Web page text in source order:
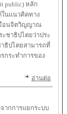
public) หลัก
ในแนวคิดทาง
อนจิตวิญญาณ
ะชาธิปไตยว่าประ
ธิปไตยสามารถที่
กระทำการของ
อ่านต่อ
ากการแยกระบบ